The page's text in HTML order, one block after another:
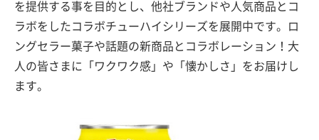
を提供する事を目的とし、他社ブランドや人気商品とコ
ラボをしたコラボチューハイシリーズを展開中です。ロ
ングセラー菓子や話題の新商品とコラボレーション！大
人の皆さまに「ワクワク感」や「懐かしさ」をお届けし
ます。